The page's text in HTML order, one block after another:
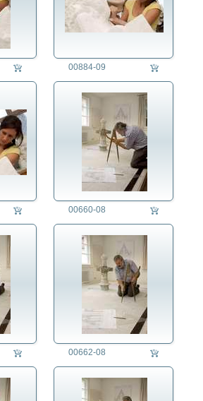
Straßenkehrer/in
Straßenmusiker/in
Taxifahrer
Töpfer/in
Turmuhrenbauer/in
Uhrmacher/in
Verkäufer/-in
Vermessungs-Ingenieur/in
Visagist/in
Werkzeugmacher/in
Winzer/in
Zahnarzt/Zahnärztin
Zahnarzthelferin
Zahntechniker/in
Zigarrendreher/in
Zimmermann
Zivildienstleistender
Zollbeamter/Zollbeamtin
Architektur
Brauchtum
Denkmalpflege
00884-09
00660-08
00662-08